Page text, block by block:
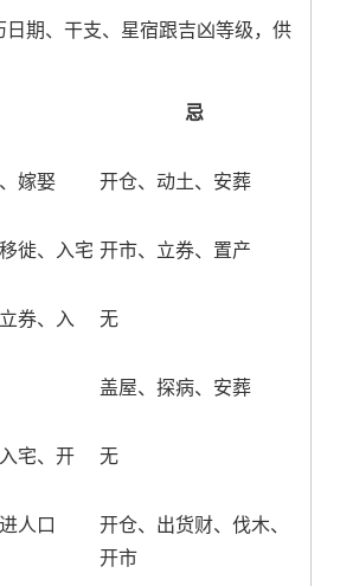
期、干支、星宿跟吉凶等级，供
忌
嫁娶 开仓、动土、安葬
徙、入宅 开市、立券、置产
券、入
无
盖屋、探病、安葬
宅、开
无
人口
开仓、出货财、伐木、
开市